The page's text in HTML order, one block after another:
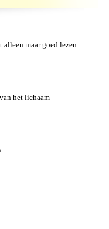
maar goed lezen
het lichaam